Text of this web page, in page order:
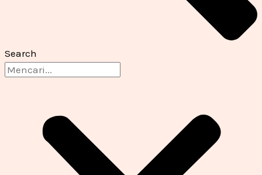
Search